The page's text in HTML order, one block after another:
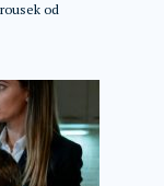
od